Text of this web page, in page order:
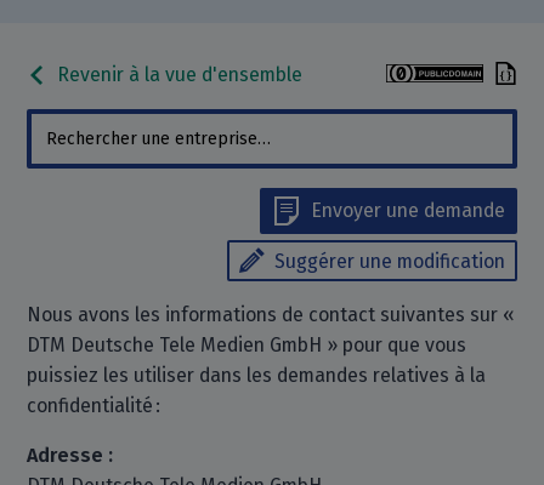
Revenir à la vue d'ensemble
Envoyer une demande
Suggérer une modification
Nous avons les informations de contact suivantes sur «
DTM Deutsche Tele Medien GmbH » pour que vous
puissiez les utiliser dans les demandes relatives à la
confidentialité :
Adresse :